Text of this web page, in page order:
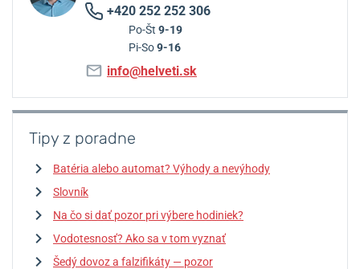
+420 252 252 306
Po-Št 9-19
Pi-So9-16
info@helveti.sk
Tipy z poradne
Batéria alebo automat? Výhody a nevýhody
Slovník
Na čo si dať pozor pri výbere hodiniek?
Vodotesnosť? Ako sa v tom vyznať
Šedý dovoz a falzifikáty — pozor